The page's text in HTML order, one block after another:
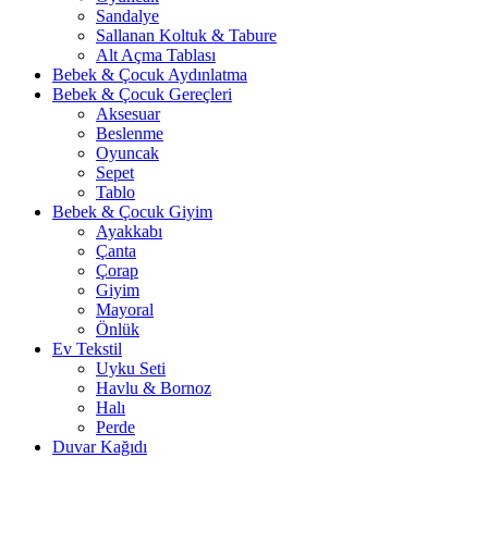
Sandalye
Sallanan Koltuk & Tabure
Alt Açma Tablası
Bebek & Çocuk Aydınlatma
Bebek & Çocuk Gereçleri
Aksesuar
Beslenme
Oyuncak
Sepet
Tablo
Bebek & Çocuk Giyim
Ayakkabı
Çanta
Çorap
Giyim
Mayoral
Önlük
Ev Tekstil
Uyku Seti
Havlu & Bornoz
Halı
Perde
Duvar Kağıdı